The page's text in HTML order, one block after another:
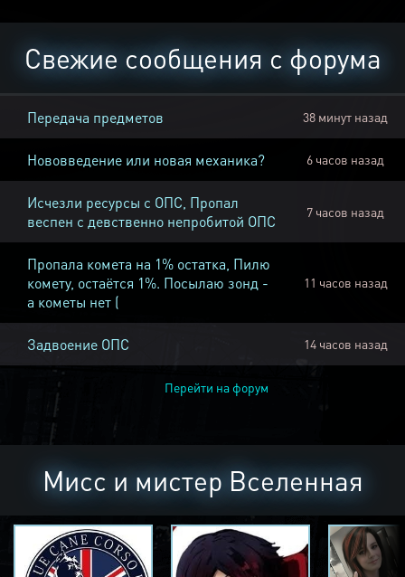
Свежие сообщения с форума
Передача предметов 38 минут назад
Нововведение или новая механика? 6 часов назад
Исчезли ресурсы с ОПС, Пропал
веспен с девственно непробитой ОПС
7 часов назад
Пропала комета на 1% остатка, Пилю
комету, остаётся 1%. Посылаю зонд -
а кометы нет (
11 часов назад
Задвоение ОПС 14 часов назад
Перейти на форум
Мисс и мистер Вселенная